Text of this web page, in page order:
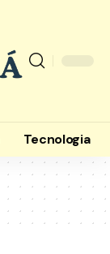
Tecnologia